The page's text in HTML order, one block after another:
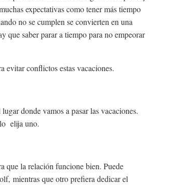
expectativas como tener más tiempo
no se cumplen se convierten en una
que saber parar a tiempo para no empeorar
evitar conflictos estas vacaciones.
donde vamos a pasar las vacaciones.
elija uno.
que la relación funcione bien. Puede
mientras que otro prefiera dedicar el